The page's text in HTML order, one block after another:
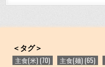
＜タグ＞
主食(米) (70) 主食(麺) (65)